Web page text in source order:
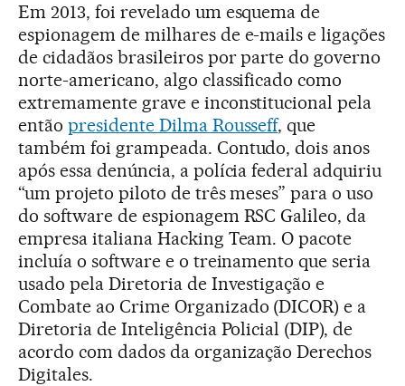
Em 2013, foi revelado um esquema de
espionagem de milhares de e-mails e ligações
de cidadãos brasileiros por parte do governo
norte-americano, algo classificado como
extremamente grave e inconstitucional pela
então presidente Dilma Rousseff, que
também foi grampeada. Contudo, dois anos
após essa denúncia, a polícia federal adquiriu
“um projeto piloto de três meses” para o uso
do software de espionagem RSC Galileo, da
empresa italiana Hacking Team. O pacote
incluía o software e o treinamento que seria
usado pela Diretoria de Investigação e
Combate ao Crime Organizado (DICOR) e a
Diretoria de Inteligência Policial (DIP), de
acordo com dados da organização Derechos
Digitales.